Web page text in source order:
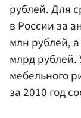
рублей. Для
в России за
млн рублей,
млрд рублей.
мебельного
за 2010 год